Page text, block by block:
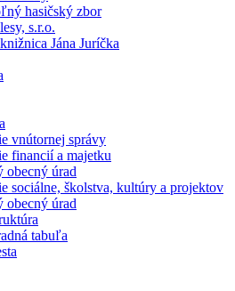
hasičský zbor
s.r.o.
Jána Juríčka
vnútornej správy
financií a majetku
obecný úrad
sociálne, školstva, kultúry a projektov
obecný úrad
tabuľa